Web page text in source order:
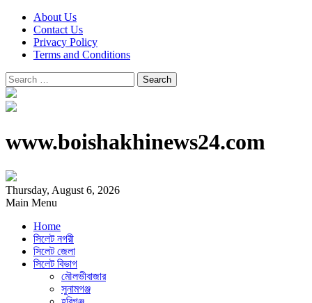
About Us
Contact Us
Privacy Policy
Terms and Conditions
Search
for:
www.boishakhinews24.com
Thursday, August 6, 2026
Main Menu
Home
সিলেট নগরী
সিলেট জেলা
সিলেট বিভাগ
মৌলভীবাজার
সুনামগঞ্জ